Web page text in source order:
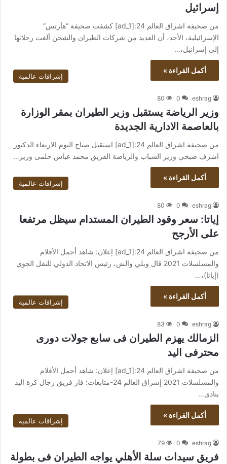
إسرائيل
من صحيفة اشراق العالم 24:[ad_1] كشفت صحيفة “هآرتس”
الإسرائيلية، الأحد، أن العديد من شركات الطيران والشحن ألغت رحلاتها
إلى إسرائيل،…
أكمل القراءة »
إشراقات عالمية
eshrag
0
80
وزير الرياضة يستقبل وزير الطيران بمقر الوزارة
بالعاصمة الادارية الجديدة
من صحيفة اشراق العالم 24:[ad_1] استقبل صباح اليوم الاربعاء الدكتور
اشرف صبحي وزير الشباب والرياضة الفريق محمد عباس حلمى وزير…
أكمل القراءة »
إشراقات عالمية
eshrag
0
80
إياتا: سعر وقود الطيران المستدام سيظل مرتفعا
على الأرجح
من صحيفة اشراق العالم 24:[ad_1] إعلان: شاهد أجمل الأفلام
والمسلسلات 2021 قال ويلي والش، رئيس الاتحاد الدولي للنقل الجوي
(إياتا)،…
أكمل القراءة »
إشراقات عالمية
eshrag
0
83
الزمالك يهزم الطيران فى سابع جولات دورى
محترفى اليد
من صحيفة اشراق العالم 24:[ad_1] إعلان: شاهد أجمل الأفلام
والمسلسلات 2021 إشراق العالم 24-متابعات: فاز فريق رجال كرة اليد
بنادى…
أكمل القراءة »
إشراقات عالمية
eshrag
0
79
فريق سيدات سلة الأهلي يواجه الطيران فى بطولة